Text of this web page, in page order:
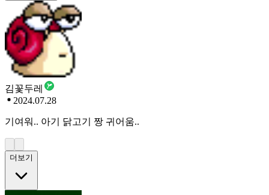
김꽃두레
2024.07.28
기여워.. 아기 닭고기 짱 귀어움..
더보기